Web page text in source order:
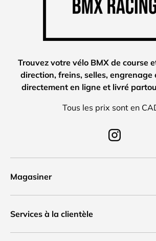
Trouvez votre vélo BMX de course
direction, freins, selles, engrenage
directement en ligne et livré
Tous les prix sont en
Instagram
Magasiner
Services à la clientèle